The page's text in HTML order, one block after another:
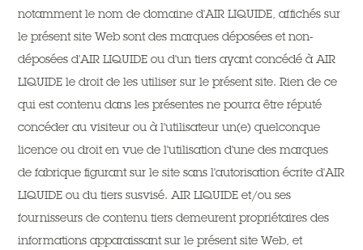
notamment le nom de domaine d'AIR LIQUIDE, affichés sur
le présent site Web sont des marques déposées et non-
déposées d'AIR LIQUIDE ou d'un tiers ayant concédé à AIR
LIQUIDE le droit de les utiliser sur le présent site. Rien de ce
qui est contenu dans les présentes ne pourra être réputé
concéder au visiteur ou à l'utilisateur un(e) quelconque
licence ou droit en vue de l'utilisation d'une des marques
de fabrique figurant sur le site sans l'autorisation écrite d'AIR
LIQUIDE ou du tiers susvisé. AIR LIQUIDE et/ou ses
fournisseurs de contenu tiers demeurent propriétaires des
informations apparaissant sur le présent site Web, et